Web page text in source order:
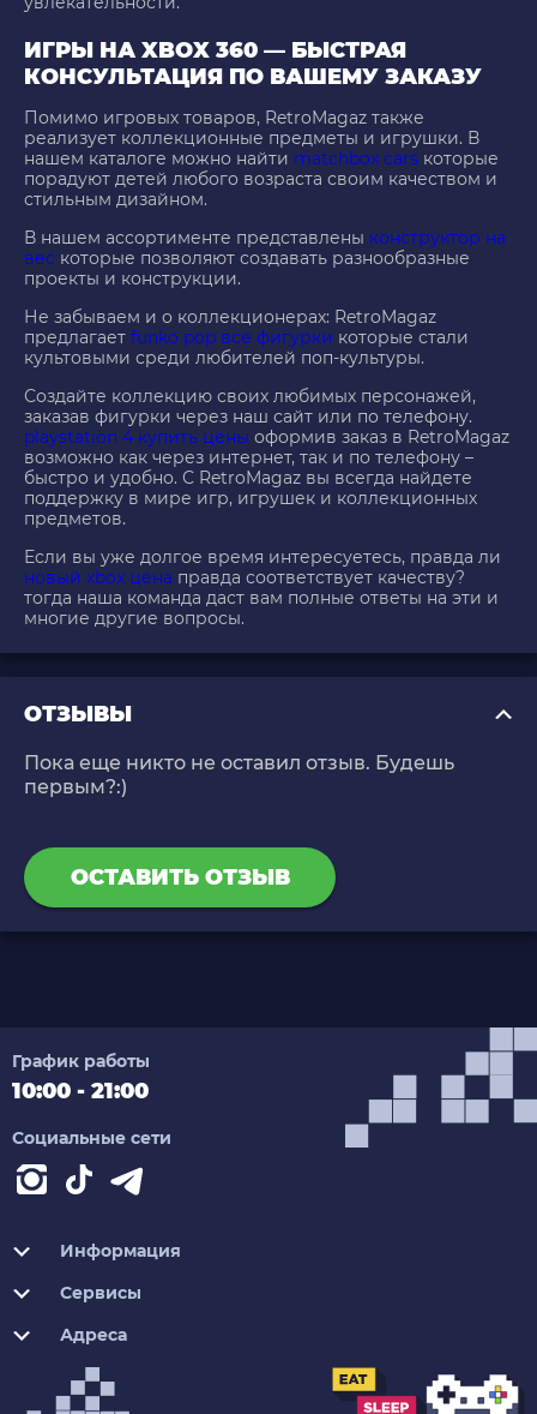
ИГРЫ НА XBOX 360 — БЫСТРАЯ
КОНСУЛЬТАЦИЯ ПО ВАШЕМУ ЗАКАЗУ
Помимо игровых товаров, RetroMagaz также
реализует коллекционные предметы и игрушки. В
нашем каталоге можно найти matchbox cars которые
порадуют детей любого возраста своим качеством и
стильным дизайном.
В нашем ассортименте представлены конструктор на
вес которые позволяют создавать разнообразные
проекты и конструкции.
Не забываем и о коллекционерах: RetroMagaz
предлагает funko pop все фигурки которые стали
культовыми среди любителей поп-культуры.
Создайте коллекцию своих любимых персонажей,
заказав фигурки через наш сайт или по телефону.
playstation 4 купить цены оформив заказ в RetroMagaz
возможно как через интернет, так и по телефону –
быстро и удобно. С RetroMagaz вы всегда найдете
поддержку в мире игр, игрушек и коллекционных
предметов.
Если вы уже долгое время интересуетесь, правда ли
новый xbox цена правда соответствует качеству?
тогда наша команда даст вам полные ответы на эти и
многие другие вопросы.
ОТЗЫВЫ
Пока еще никто не оставил отзыв. Будешь
первым?:)
ОСТАВИТЬ ОТЗЫВ
График работы
10:00 - 21:00
Социальные сети
Информация
Сервисы
Адреса